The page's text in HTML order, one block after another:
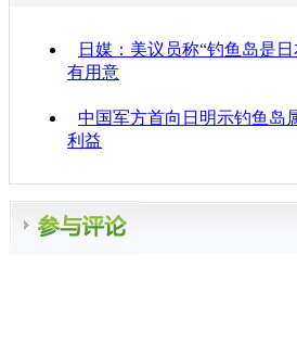
日媒：美议员称“钓鱼岛是日
有用意
中国军方首向日明示钓鱼岛
利益